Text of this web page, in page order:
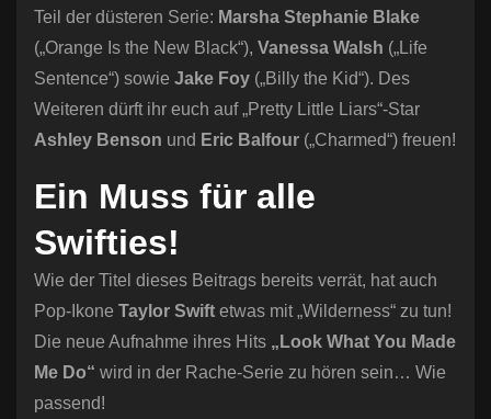
Teil der düsteren Serie: Marsha Stephanie Blake
(„Orange Is the New Black“), Vanessa Walsh („Life
Sentence“) sowie Jake Foy („Billy the Kid“). Des
Weiteren dürft ihr euch auf „Pretty Little Liars“-Star
Ashley Benson und Eric Balfour („Charmed“) freuen!
Ein Muss für alle
Swifties!
Wie der Titel dieses Beitrags bereits verrät, hat auch
Pop-Ikone Taylor Swift etwas mit „Wilderness“ zu tun!
Die neue Aufnahme ihres Hits „Look What You Made
Me Do“ wird in der Rache-Serie zu hören sein… Wie
passend!